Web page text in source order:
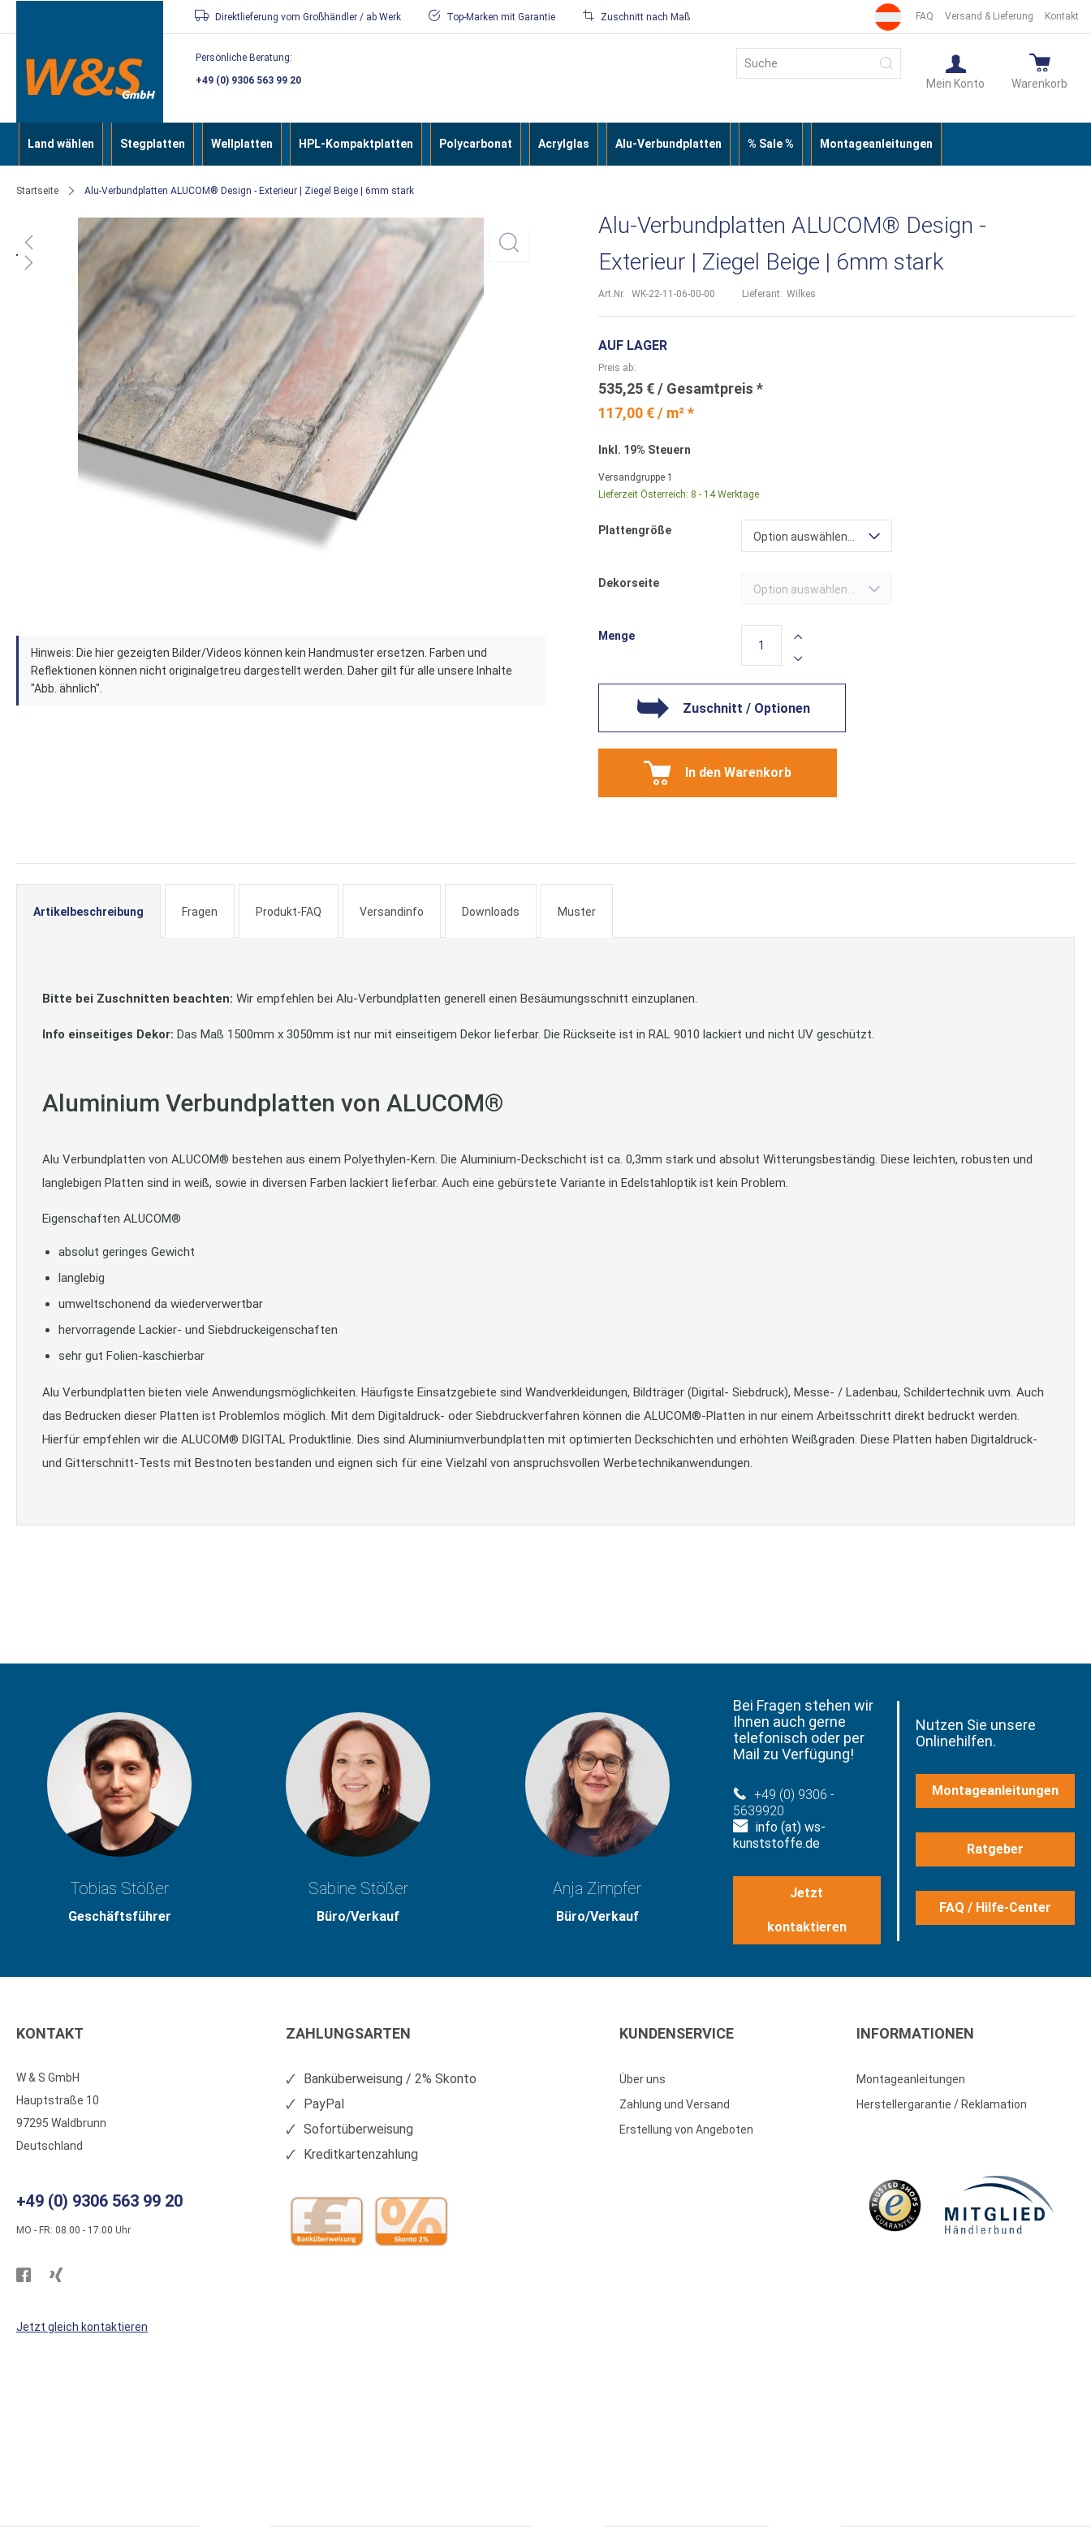
Direkt
zum
Inhalt
FAQ Versand & Lieferung Kontakt
Direktlieferung vom Großhändler / ab Werk Top-Marken mit Garantie Zuschnitt nach Maß
Persönliche Beratung:
+49 (0) 9306 563 99 20
Warenkorb
Mein Konto
Suche
Land wählen Stegplatten Wellplatten HPL-Kompaktplatten Polycarbonat Acrylglas Alu-Verbundplatten % Sale % Montageanleitungen
Startseite Alu-Verbundplatten ALUCOM® Design - Exterieur | Ziegel Beige | 6mm stark
Ende
Zum
Anfang
der
Bildergalerie
Hinweis: Die hier gezeigten Bilder/Videos können kein Handmuster ersetzen. Farben und
Reflektionen können nicht originalgetreu dargestellt werden. Daher gilt für alle unsere Inhalte
"Abb. ähnlich".
Alu-Verbundplatten ALUCOM® Design -
Exterieur | Ziegel Beige | 6mm stark
Art.Nr. WK-22-11-06-00-00 Lieferant: Wilkes
AUF LAGER
117,00 € / m² *
Preis ab
535,25 €
Inkl. 19% Steuern
Versandgruppe 1
Lieferzeit Österreich: 8 - 14 Werktage
Plattengröße Option auswählen...
Dekorseite Option auswählen...
Menge
Zuschnitt / Optionen
In den Warenkorb
Artikelbeschreibung
Bitte bei Zuschnitten beachten: Wir empfehlen bei Alu-Verbundplatten generell einen Besäumungsschnitt einzuplanen.
Info einseitiges Dekor: Das Maß 1500mm x 3050mm ist nur mit einseitigem Dekor lieferbar. Die Rückseite ist in RAL 9010 lackiert und nicht UV geschützt.
Aluminium Verbundplatten von ALUCOM®
Alu Verbundplatten von ALUCOM® bestehen aus einem Polyethylen-Kern. Die Aluminium-Deckschicht ist ca. 0,3mm stark und absolut Witterungsbeständig. Diese leichten, robusten und
langlebigen Platten sind in weiß, sowie in diversen Farben lackiert lieferbar. Auch eine gebürstete Variante in Edelstahloptik ist kein Problem.
Eigenschaften ALUCOM®
absolut geringes Gewicht
langlebig
umweltschonend da wiederverwertbar
hervorragende Lackier- und Siebdruckeigenschaften
sehr gut Folien-kaschierbar
Alu Verbundplatten bieten viele Anwendungsmöglichkeiten. Häufigste Einsatzgebiete sind Wandverkleidungen, Bildträger (Digital- Siebdruck), Messe- / Ladenbau, Schildertechnik uvm. Auch
das Bedrucken dieser Platten ist Problemlos möglich. Mit dem Digitaldruck- oder Siebdruckverfahren können die ALUCOM®-Platten in nur einem Arbeitsschritt direkt bedruckt werden.
Hierfür empfehlen wir die ALUCOM® DIGITAL Produktlinie. Dies sind Aluminiumverbundplatten mit optimierten Deckschichten und erhöhten Weißgraden. Diese Platten haben Digitaldruck-
und Gitterschnitt-Tests mit Bestnoten bestanden und eignen sich für eine Vielzahl von anspruchsvollen Werbetechnikanwendungen.
Fragen Produkt-FAQ Versandinfo Downloads Muster
Tobias Stößer
Geschäftsführer
Sabine Stößer
Büro/Verkauf
Anja Zimpfer
Büro/Verkauf
Bei Fragen stehen wir
Ihnen auch gerne
telefonisch oder per
Mail zu Verfügung!
+49 (0) 9306 -
5639920
info (at) ws-
kunststoffe.de
Jetzt
kontaktieren
Nutzen Sie unsere
Onlinehilfen.
Montageanleitungen
Ratgeber
FAQ / Hilfe-Center
KONTAKT
W & S GmbH
Hauptstraße 10
97295 Waldbrunn
Deutschland
+49 (0) 9306 563 99 20
MO - FR: 08.00 - 17.00 Uhr
Besuchen
WS
WS
Jetzt gleich kontaktieren
ZAHLUNGSARTEN
Banküberweisung / 2% Skonto
PayPal
Sofortüberweisung
Kreditkartenzahlung
KUNDENSERVICE
Über uns
Zahlung und Versand
Erstellung von Angeboten
INFORMATIONEN
Montageanleitungen
Herstellergarantie / Reklamation